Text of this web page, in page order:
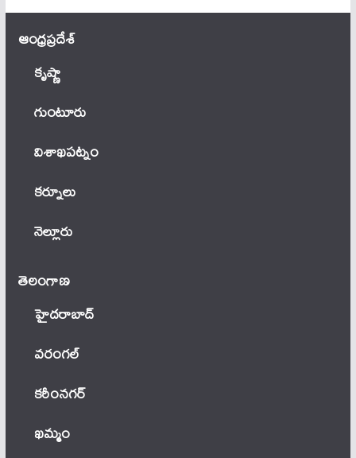
ఆంధ్ర‌ప్ర‌దేశ్
కృష్ణా
గుంటూరు
విశాఖపట్నం
కర్నూలు
నెల్లూరు
తెలంగాణ‌
హైదరాబాద్
వ‌రంగ‌ల్
కరీంనగర్
ఖ‌మ్మం